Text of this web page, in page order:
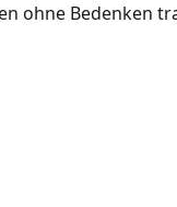
ohne Bedenken